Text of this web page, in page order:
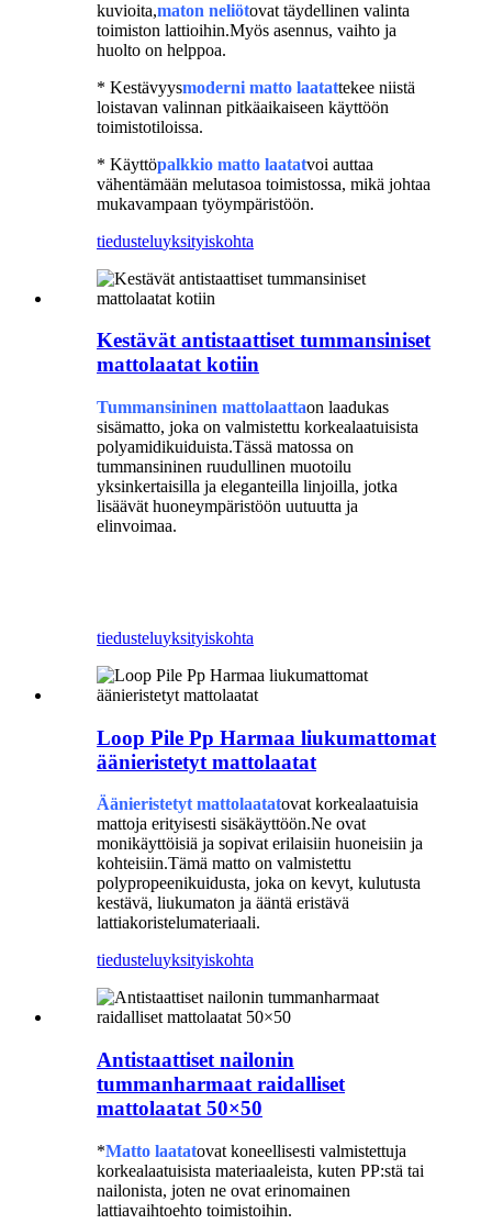
kuvioita,maton neliötovat täydellinen valinta
toimiston lattioihin.Myös asennus, vaihto ja
huolto on helppoa.
* Kestävyysmoderni matto laatattekee niistä
loistavan valinnan pitkäaikaiseen käyttöön
toimistotiloissa.
* Käyttöpalkkio matto laatatvoi auttaa
vähentämään melutasoa toimistossa, mikä johtaa
mukavampaan työympäristöön.
tiedusteluyksityiskohta
Kestävät antistaattiset tummansiniset
mattolaatat kotiin
Tummansininen mattolaattaon laadukas
sisämatto, joka on valmistettu korkealaatuisista
polyamidikuiduista.Tässä matossa on
tummansininen ruudullinen muotoilu
yksinkertaisilla ja eleganteilla linjoilla, jotka
lisäävät huoneympäristöön uutuutta ja
elinvoimaa.
tiedusteluyksityiskohta
Loop Pile Pp Harmaa liukumattomat
äänieristetyt mattolaatat
Äänieristetyt mattolaatatovat korkealaatuisia
mattoja erityisesti sisäkäyttöön.Ne ovat
monikäyttöisiä ja sopivat erilaisiin huoneisiin ja
kohteisiin.Tämä matto on valmistettu
polypropeenikuidusta, joka on kevyt, kulutusta
kestävä, liukumaton ja ääntä eristävä
lattiakoristelumateriaali.
tiedusteluyksityiskohta
Antistaattiset nailonin
tummanharmaat raidalliset
mattolaatat 50×50
*Matto laatatovat koneellisesti valmistettuja
korkealaatuisista materiaaleista, kuten PP:stä tai
nailonista, joten ne ovat erinomainen
lattiavaihtoehto toimistoihin.